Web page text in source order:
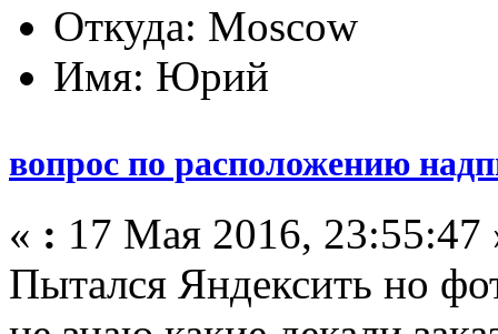
Откуда: Moscow
Имя: Юрий
вопрос по расположению
« : 17 Мая 2016, 23:55:47
Пытался Яндексить но